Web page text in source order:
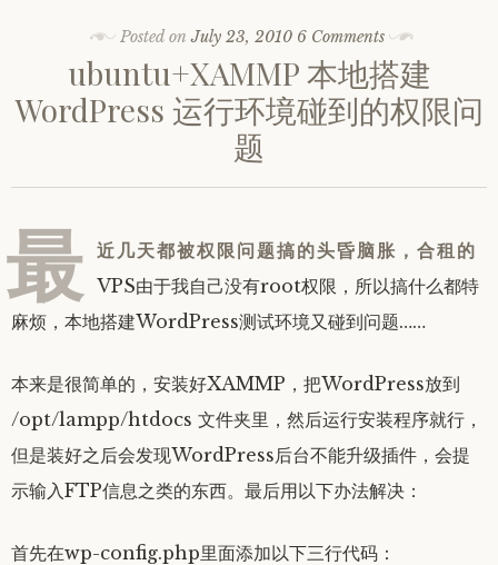
Posted onJuly 23, 2010 6 Comments
ubuntu+XAMMP 本地搭建
WordPress 运行环境碰到的权限问
题
最 近几天都被权限问题搞的头昏脑胀，合租的
VPS由于我自己没有root权限，所以搞什么都特
麻烦，本地搭建WordPress测试环境又碰到问题……
本来是很简单的，安装好XAMMP，把WordPress放到
/opt/lampp/htdocs 文件夹里，然后运行安装程序就行，
但是装好之后会发现WordPress后台不能升级插件，会提
示输入FTP信息之类的东西。最后用以下办法解决：
首先在wp-config.php里面添加以下三行代码：